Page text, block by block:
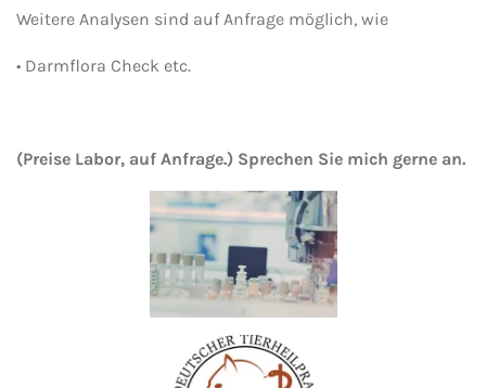
Weitere Analysen sind auf Anfrage möglich, wie
• Darmflora Check etc.
(Preise Labor, auf Anfrage.) Sprechen Sie mich gerne an.